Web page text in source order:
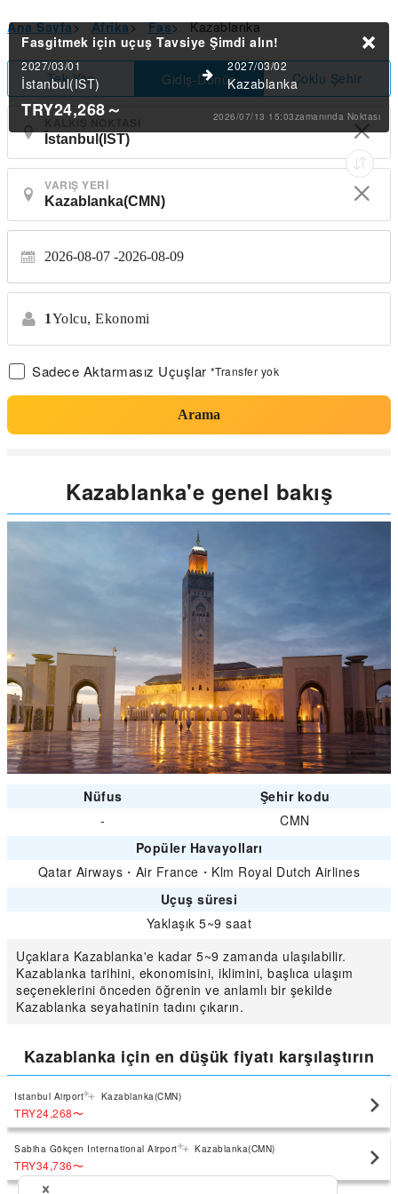
Ana Sayfa> Afrika> Fas> Kazablanka
Tek Yön Gidiş-Dönüş Çoklu Şehir
KALKIŞ NOKTASI
VARIŞ YERI
2026-08-07 2026-08-09
1Yolcu, Ekonomi
Sadece Aktarmasız Uçuşlar *Transfer yok
Arama
Fasgitmek için uçuş Tavsiye Şimdi alın!
2027/03/01
İstanbul(IST)
2027/03/02
Kazablanka
TRY24,268～ 2026/07/13 15:03zamanında Noktası
Kazablanka'e genel bakış
Nüfus
Şehir kodu
-
CMN
Popüler Havayolları
Qatar Airways ・ Air France ・ Klm Royal Dutch Airlines
Uçuş süresi
Yaklaşık 5~9 saat
Uçaklara Kazablanka'e kadar 5~9 zamanda ulaşılabilir.
Kazablanka tarihini, ekonomisini, iklimini, başlıca ulaşım
seçeneklerini önceden öğrenin ve anlamlı bir şekilde
Kazablanka seyahatinin tadını çıkarın.
Kazablanka için en düşük fiyatı karşılaştırın
Istanbul Airport Kazablanka(CMN)
TRY24,268〜
Sabiha Gökçen International Airport Kazablanka(CMN)
TRY34,736〜